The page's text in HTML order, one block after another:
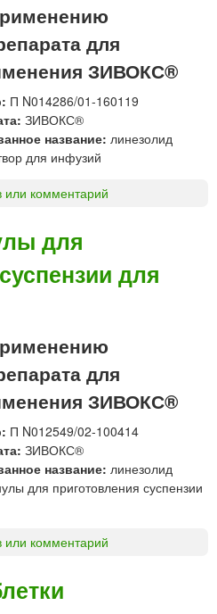
для
ЗИВОКС®
П N014286/01-160119
ЗИВОКС®
название: линезолид
для инфузий
или комментарий
для
для
для
ЗИВОКС®
П N012549/02-100414
ЗИВОКС®
название: линезолид
для приготовления суспензии
или комментарий